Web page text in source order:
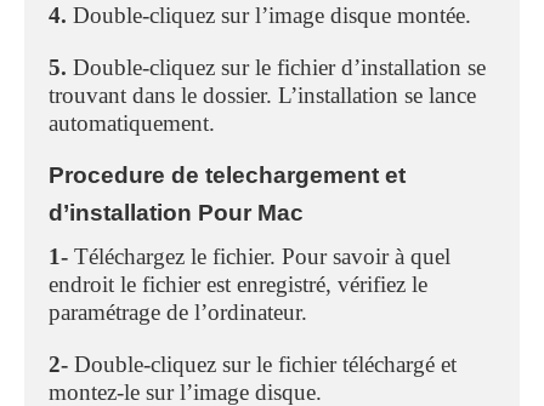
4. Double-cliquez sur l’image disque montée.
5. Double-cliquez sur le fichier d’installation se
trouvant dans le dossier. L’installation se lance
automatiquement.
Procedure de telechargement et
d’installation Pour Mac
1- Téléchargez le fichier. Pour savoir à quel
endroit le fichier est enregistré, vérifiez le
paramétrage de l’ordinateur.
2- Double-cliquez sur le fichier téléchargé et
montez-le sur l’image disque.